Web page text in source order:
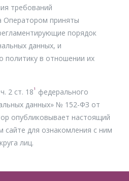
требований
Оператором приняты
порядок
данных, и
политику в отношении их
2 ст. 18 1
федерального
данных» № 152-ФЗ от
опубликовывает настоящий
сайте для ознакомления с ним
лиц.